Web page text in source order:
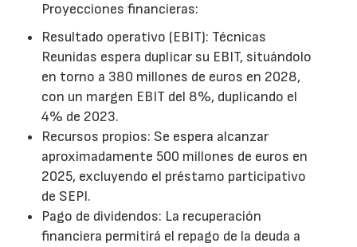
Proyecciones financieras:
Resultado operativo (EBIT): Técnicas
Reunidas espera duplicar su EBIT, situándolo
en torno a 380 millones de euros en 2028,
con un margen EBIT del 8%, duplicando el
4% de 2023.
Recursos propios: Se espera alcanzar
aproximadamente 500 millones de euros en
2025, excluyendo el préstamo participativo
de SEPI.
Pago de dividendos: La recuperación
financiera permitirá el repago de la deuda a